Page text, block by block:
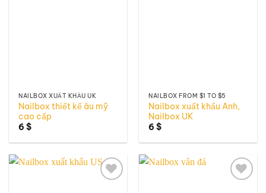
NAILBOX XUẤT KHẨU UK
Nailbox thiết kế âu mỹ
cao cấp
6$
NAILBOX FROM $1 TO $5
Nailbox xuất khẩu Anh,
Nailbox UK
6$